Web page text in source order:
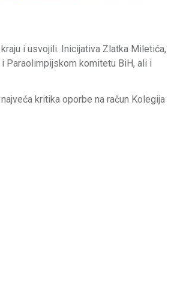
i usvojili. Inicijativa Zlatka Miletića,
Paraolimpijskom komitetu BiH, ali i
kritika oporbe na račun Kolegija